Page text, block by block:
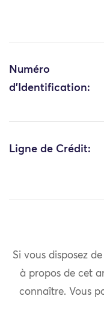
Numéro
d'Identification:
Ligne de Crédit:
Si vous disposez
à propos de cet
connaître. Vous